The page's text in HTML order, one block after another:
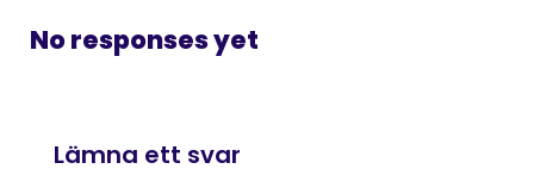
No responses yet
Lämna ett svar